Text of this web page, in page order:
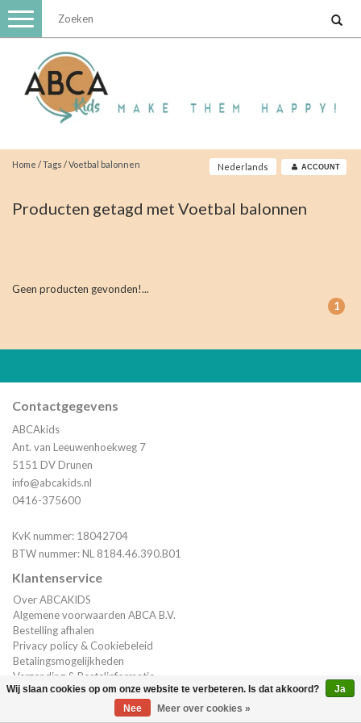
Toggle
navigation
Home /Tags /Voetbal balonnen Nederlands ACCOUNT
Producten getagd met Voetbal balonnen
Geen producten gevonden!...
1
Contactgegevens
ABCAkids
Ant. van Leeuwenhoekweg 7
5151 DV Drunen
info@abcakids.nl
0416-375600
KvK nummer: 18042704
BTW nummer: NL 8184.46.390.B01
Klantenservice
Over ABCAKIDS
Algemene voorwaarden ABCA B.V.
Bestelling afhalen
Privacy policy & Cookiebeleid
Betalingsmogelijkheden
Verzending & Bestelinformatie
Klantenservice
Wij slaan cookies op om onze website te verbeteren. Is dat akkoord?
Ja
Nee
Meer over cookies »